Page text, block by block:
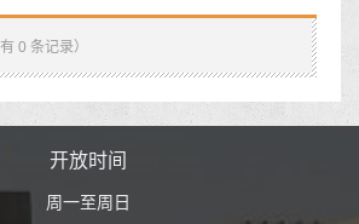
0 条记录）
开放时间
周一至周日